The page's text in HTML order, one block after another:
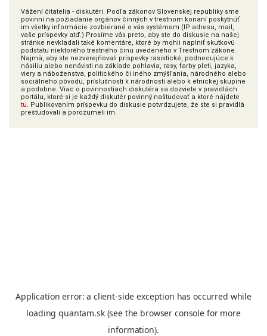
Vážení čitatelia - diskutéri. Podľa zákonov Slovenskej republiky sme
povinní na požiadanie orgánov činných v trestnom konaní poskytnúť
im všetky informácie zozbierané o vás systémom (IP adresu, mail,
vaše príspevky atď.) Prosíme vás preto, aby ste do diskusie na našej
stránke nevkladali také komentáre, ktoré by mohli naplniť skutkovú
podstatu niektorého trestného činu uvedeného v Trestnom zákone.
Najmä, aby ste nezverejňovali príspevky rasistické, podnecujúce k
násiliu alebo nenávisti na základe pohlavia, rasy, farby pleti, jazyka,
viery a náboženstva, politického či iného zmýšľania, národného alebo
sociálneho pôvodu, príslušnosti k národnosti alebo k etnickej skupine
a podobne. Viac o povinnostiach diskutéra sa dozviete v pravidlách
portálu, ktoré si je každý diskutér povinný naštudovať a ktoré nájdete
tu. Publikovaním príspevku do diskusie potvrdzujete, že ste si pravidlá
preštudovali a porozumeli im.